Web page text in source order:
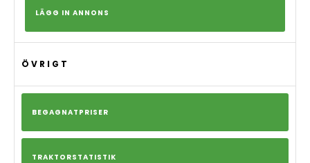
LÄGG IN ANNONS
ÖVRIGT
BEGAGNATPRISER
TRAKTORSTATISTIK